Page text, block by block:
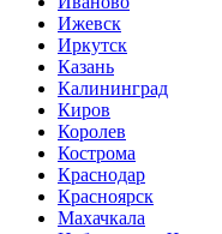
Ижевск
Иркутск
Казань
Калининград
Киров
Королев
Кострома
Краснодар
Красноярск
Махачкала